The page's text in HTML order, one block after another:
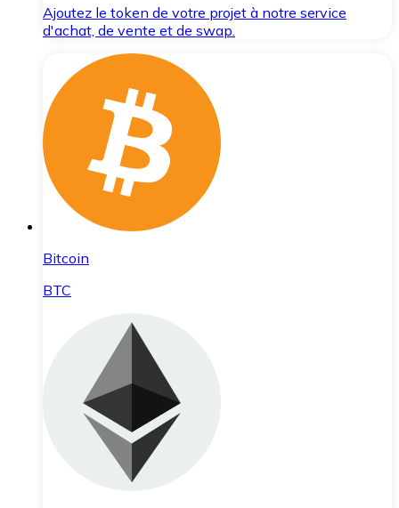
Ajoutez le token de votre projet à notre service
d'achat, de vente et de swap.
Bitcoin
BTC